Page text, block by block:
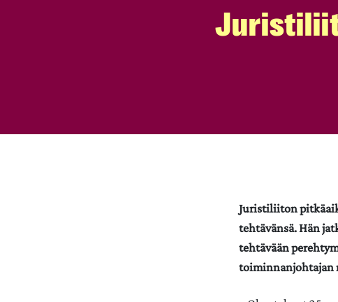
Juristiliiton
tehtävänsä. Hän
tehtävään
toiminnanjohtajan